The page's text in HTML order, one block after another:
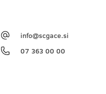
info@scgace.si
07 363 00 00